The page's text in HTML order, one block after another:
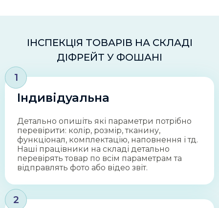
ІНСПЕКЦІЯ ТОВАРІВ НА СКЛАДІ
ДІФРЕЙТ У ФОШАНІ
1
Індивідуальна
Детально опишіть які параметри потрібно
перевірити: колір, розмір, тканину,
функціонал, комплектацію, наповнення і тд.
Наші працівники на складі детально
перевірять товар по всім параметрам та
відправлять фото або відео звіт.
2